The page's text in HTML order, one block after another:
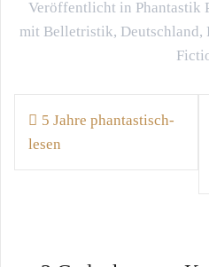
Veröffentlicht in Phantastik
mit Belletristik, Deutschland,
Beitragsnavigation
5 Jahre phantastisch-
lesen